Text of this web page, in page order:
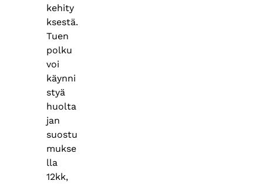
kehity
ksestä.
Tuen
polku
voi
käynni
styä
huolta
jan
suostu
mukse
lla
12kk,